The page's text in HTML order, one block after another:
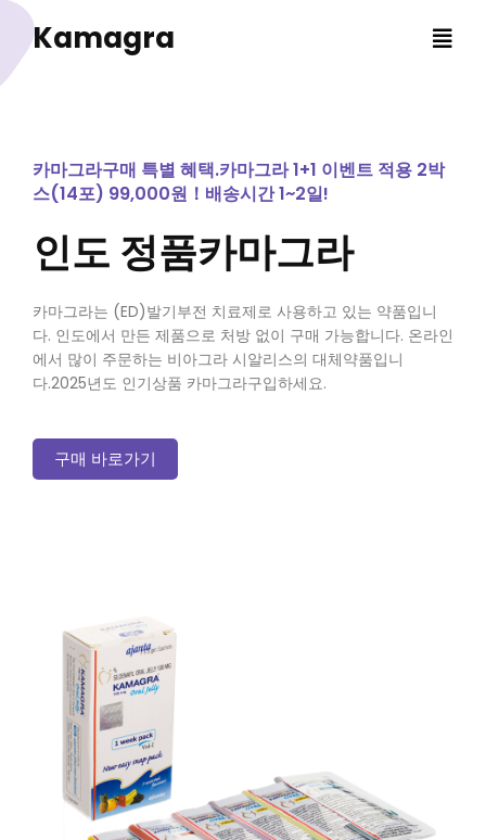
Kamagra
카마그라구매 특별 혜택.카마그라 1+1 이벤트 적용 2박
스(14포) 99,000원！배송시간 1~2일!
인도 정품카마그라
카마그라는 (ED)발기부전 치료제로 사용하고 있는 약품입니
다. 인도에서 만든 제품으로 처방 없이 구매 가능합니다. 온라인
에서 많이 주문하는 비아그라 시알리스의 대체약품입니
다.2025년도 인기상품 카마그라구입하세요.
구매 바로가기